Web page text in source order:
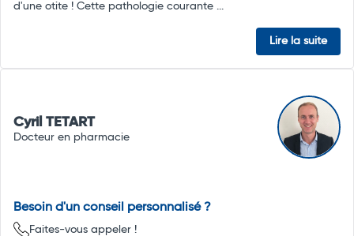
d'une otite ! Cette pathologie courante ...
Lire la suite
Cyril TETART
Docteur en pharmacie
Besoin d'un conseil personnalisé ?
Faites-vous appeler !